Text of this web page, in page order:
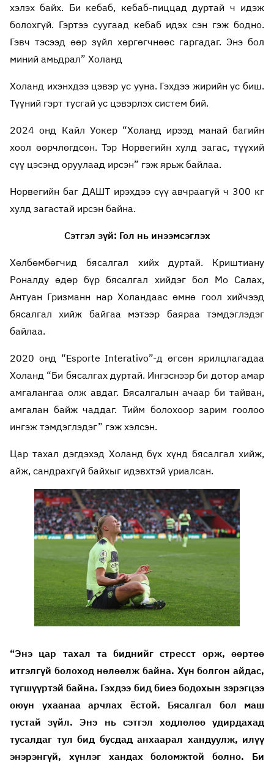
хэлэх байх. Би кебаб, кебаб-пиццад дуртай ч идэж
болохгүй. Гэртээ суугаад кебаб идэх сэн гэж бодно.
Гэвч тэсээд өөр зүйл хөргөгчнөөс гаргадаг. Энэ бол
миний амьдрал” Холанд
Холанд ихэнхдээ цэвэр ус ууна. Гэхдээ жирийн ус биш.
Түүний гэрт тусгай ус цэвэрлэх систем бий.
2024 онд Кайл Уокер “Холанд ирээд манай багийн
хоол өөрчлөгдсөн. Тэр Норвегийн хулд загас, түүхий
сүү цэсэнд оруулаад ирсэн” гэж ярьж байлаа.
Норвегийн баг ДАШТ ирэхдээ сүү авчраагүй ч 300 кг
хулд загастай ирсэн байна.
Сэтгэл зүй: Гол нь инээмсэглэх
Хөлбөмбөгчид бясалгал хийх дуртай. Криштиану
Роналду өдөр бүр бясалгал хийдэг бол Мо Салах,
Антуан Гризманн нар Холандаас өмнө гоол хийчээд
бясалгал хийж байгаа мэтээр баяраа тэмдэглэдэг
байлаа.
2020 онд “Esporte Interativo”-д өгсөн ярилцлагадаа
Холанд “Би бясалгах дуртай. Ингэснээр би дотор амар
амгалангаа олж авдаг. Бясалгалын ачаар би тайван,
амгалан байж чаддаг. Тийм болохоор зарим гоолоо
ингэж тэмдэглэдэг” гэж хэлсэн.
Цар тахал дэгдэхэд Холанд бүх хүнд бясалгал хийж,
айж, сандрахгүй байхыг идэвхтэй уриалсан.
“Энэ цар тахал та биднийг стресст орж, өөртөө
итгэлгүй болоход нөлөөлж байна. Хүн болгон айдас,
түгшүүртэй байна. Гэхдээ бид биеэ бодохын зэрэгцээ
оюун ухаанаа арчлах ёстой. Бясалгал бол маш
тустай зүйл. Энэ нь сэтгэл хөдлөлөө удирдахад
тусалдаг тул бид бусдад анхаарал хандуулж, илүү
энэрэнгүй, хүнлэг хандах боломжтой болно. Би